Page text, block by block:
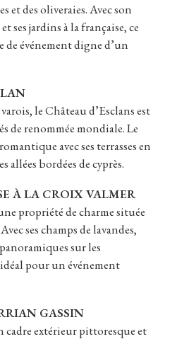
et des oliveraies. Avec son
ses jardins à la française, ce
événement digne d’un
le Château d’Esclans est
de renommée mondiale. Le
avec ses terrasses en
allées bordées de cyprès.
À LA CROIX VALMER
propriété de charme située
ses champs de lavandes,
sur les
pour un événement
GASSIN
cadre extérieur pittoresque et